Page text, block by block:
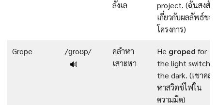
ลังเล
project. (ฉันสงสัย
เกี่ยวกับผลลัพธ์ของ
โครงการ)
Grope
/ɡroʊp/
🔊
คลำหา
เสาะหา
He groped for
the light switch in
the dark. (เขาคลำ
หาสวิตช์ไฟใน
ความมืด)